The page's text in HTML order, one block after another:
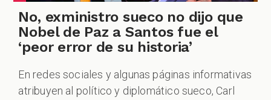
No, exministro sueco no dijo que
Nobel de Paz a Santos fue el
‘peor error de su historia’
En redes sociales y algunas páginas informativas
atribuyen al político y diplomático sueco, Carl